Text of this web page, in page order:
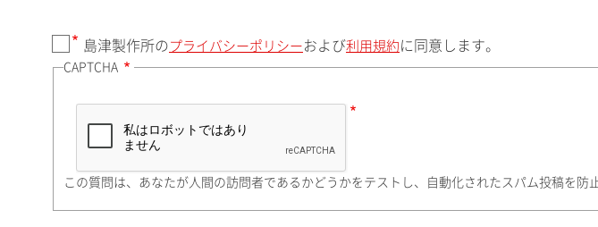
町名・番地（勤務先）
島津製作所の プライバシーポリシー および利用規約 に同意します。
CAPTCHA
この質問は、あなたが人間の訪問者であるかどうかをテストし、自動化されたスパム投稿を防